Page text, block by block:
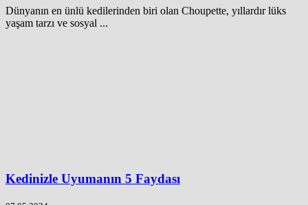
Dünyanın en ünlü kedilerinden biri olan Choupette, yıllardır lüks
yaşam tarzı ve sosyal ...
Kedinizle Uyumanın 5 Faydası